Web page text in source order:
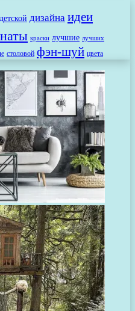
детской дизайна идеи
краски лучшие лучших
столовой фэн-шуй цвета